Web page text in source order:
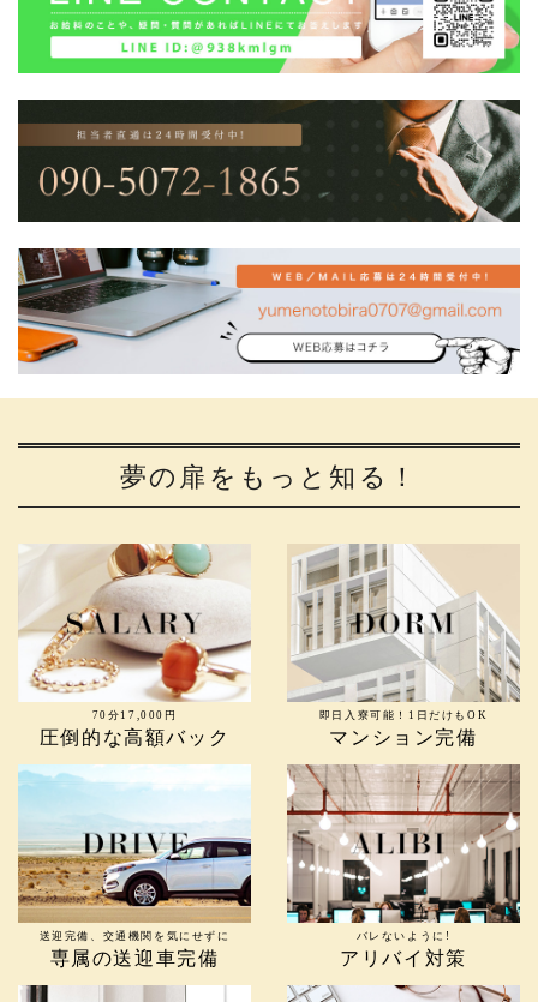
夢の扉をもっと知る！
70分17,000円
圧倒的な高額バック
即日入寮可能！1日だけもOK
マンション完備
送迎完備、交通機関を気にせずに
専属の送迎車完備
バレないように!
アリバイ対策